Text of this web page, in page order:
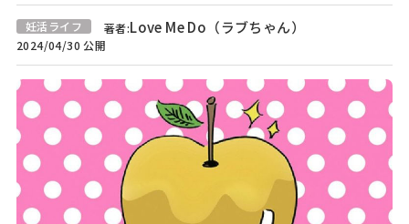
妊活ライフ 著者:Love Me Do（ラブちゃん）
2024/04/30 公開